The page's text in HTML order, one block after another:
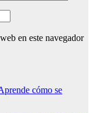
en este navegador
cómo se